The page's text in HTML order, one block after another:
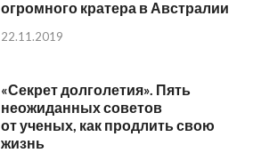
огромного кратера в Австралии
22.11.2019
«Секрет долголетия». Пять
неожиданных советов
от ученых, как продлить свою
жизнь